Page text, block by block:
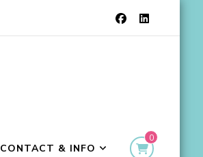
CONTACT & INFO
0